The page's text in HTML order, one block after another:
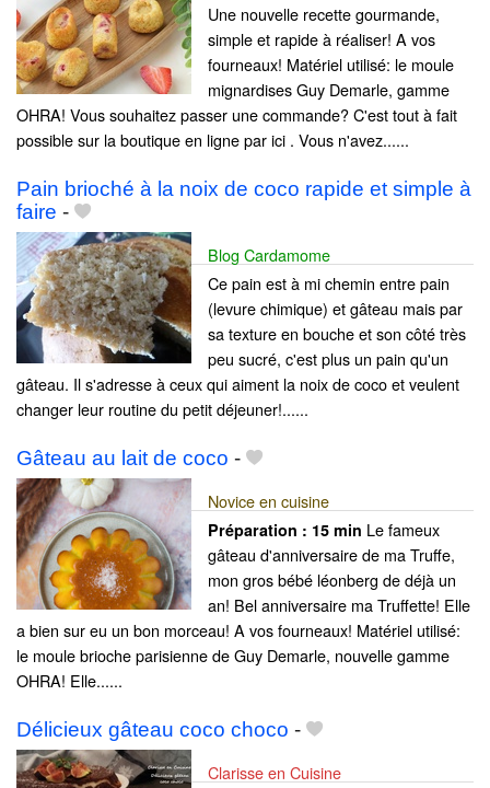
Une nouvelle recette gourmande,
simple et rapide à réaliser! A vos
fourneaux! Matériel utilisé: le moule
mignardises Guy Demarle, gamme
OHRA! Vous souhaitez passer une commande? C'est tout à fait
possible sur la boutique en ligne par ici . Vous n'avez......
Pain brioché à la noix de coco rapide et simple à
faire -
Blog Cardamome
Ce pain est à mi chemin entre pain
(levure chimique) et gâteau mais par
sa texture en bouche et son côté très
peu sucré, c'est plus un pain qu'un
gâteau. Il s'adresse à ceux qui aiment la noix de coco et veulent
changer leur routine du petit déjeuner!......
Gâteau au lait de coco -
Novice en cuisine
Préparation : 15 min Le fameux
gâteau d'anniversaire de ma Truffe,
mon gros bébé léonberg de déjà un
an! Bel anniversaire ma Truffette! Elle
a bien sur eu un bon morceau! A vos fourneaux! Matériel utilisé:
le moule brioche parisienne de Guy Demarle, nouvelle gamme
OHRA! Elle......
Délicieux gâteau coco choco -
Clarisse en Cuisine